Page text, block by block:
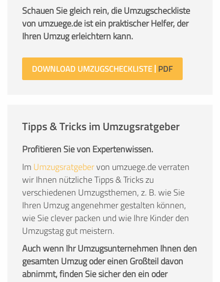
Schauen Sie gleich rein, die Umzugscheckliste
von umzuege.de ist ein praktischer Helfer, der
Ihren Umzug erleichtern kann.
DOWNLOAD UMZUGSCHECKLISTE
Tipps & Tricks im Umzugsratgeber
Profitieren Sie von Expertenwissen.
Im Umzugsratgebervon umzuege.de verraten
wir Ihnen nützliche Tipps & Tricks zu
verschiedenen Umzugsthemen, z. B. wie Sie
Ihren Umzug angenehmer gestalten können,
wie Sie clever packen und wie Ihre Kinder den
Umzugstag gut meistern.
Auch wenn Ihr Umzugsunternehmen Ihnen den
gesamten Umzug oder einen Großteil davon
abnimmt, finden Sie sicher den ein oder